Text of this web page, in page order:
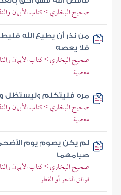
صحيح البخاري > كتاب الأيمان
من نذر أن يطيع الله
فلا يعصه
صحيح البخاري > كتاب الأيمان
معصية
مره فليتكلم وليستظل
صحيح البخاري > كتاب الأيمان
معصية
لم يكن يصوم يوم الأضحى
صيامهما
صحيح البخاري > كتاب الأيمان
فوافق النحر أو الفطر